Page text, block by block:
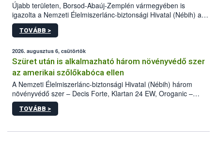
Újabb területen, Borsod-Abaúj-Zemplén vármegyében is
igazolta a Nemzeti Élelmiszerlánc-biztonsági Hivatal (Nébih) a
kőrisrontó karcsúdíszbogár (Agrilus planipennis) jelenlétét. A
kártevőt nem csak színcsapdában találták meg, de már fertőzött
az intenzív felderítést, emellett az intézkedéseket a szlovák
hatósággal is összehangolják a terjedés megállítása érdekében.
TOVÁBB >
2026. augusztus 6, csütörtök
Szüret után is alkalmazható három növényvédő szer
az amerikai szőlőkabóca ellen
A Nemzeti Élelmiszerlánc-biztonsági Hivatal (Nébih) három
növényvédő szer – Decis Forte, Klartan 24 EW, Oroganic –
engedélyokiratát módosította, így azok a szüretet követően,
egészen a vesszőérettség (BBCH 91) stádiumáig
érésű szőlőkben is legyen lehetőség a károsító elleni további
TOVÁBB >